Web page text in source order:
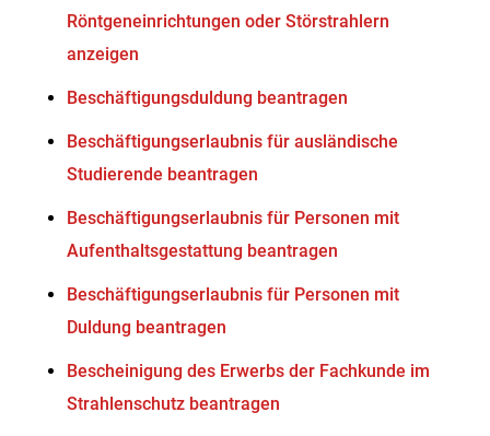
Röntgeneinrichtungen oder Störstrahlern
anzeigen
Beschäftigungsduldung beantragen
Beschäftigungserlaubnis für ausländische
Studierende beantragen
Beschäftigungserlaubnis für Personen mit
Aufenthaltsgestattung beantragen
Beschäftigungserlaubnis für Personen mit
Duldung beantragen
Bescheinigung des Erwerbs der Fachkunde im
Strahlenschutz beantragen